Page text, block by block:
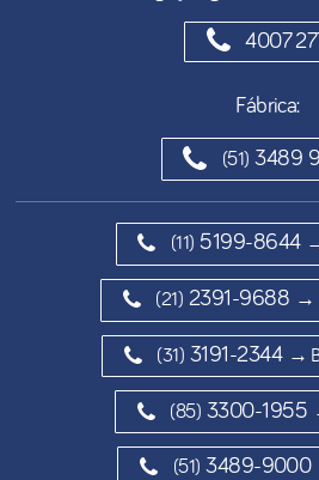
4007
Fábrica:
(51) 3489
(11) 5199-8644
(21) 2391-9688 →
(31) 3191-2344 →
(85) 3300-1955
(51) 3489-9000